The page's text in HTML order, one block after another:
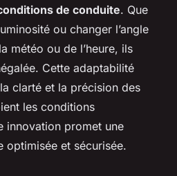
de conduite. Que
ou changer l’angle
météo ou de l’heure, ils
Cette adaptabilité
clarté et la précision des
les conditions
innovation promet une
optimisée et sécurisée.